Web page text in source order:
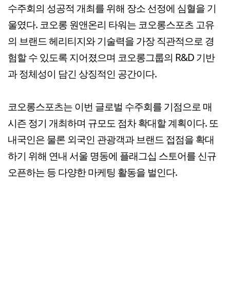
수주회의 성공적 개최를 위해 장소 선정에 심혈을 기
울였다. 코오롱 원앤온리 타워는 코오롱스포츠 고유
의 브랜드 헤리티지와 기술력을 가장 직관적으로 경
험할 수 있도록 지어졌으며 코오롱그룹의 R&D 기반
과 정체성이 담긴 상징적인 공간이다.
코오롱스포츠는 이번 글로벌 수주회를 기점으로 매
시즌 정기 개최하며 규모도 점차 확대할 계획이다. 또
내국인은 물론 외국인 관광객과 브랜드 접점을 확대
하기 위해 연내 서울 명동에 플래그십 스토어를 신규
오픈하는 등 다양한 마케팅 활동을 벌인다.